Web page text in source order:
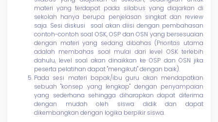
materi yang terdapat pada silabus yang diajarkan di
sekolah hanya berupa penjelasan singkat dan review
saja. Sesi diskusi soal akan diisi dengan pembahasan
contoh-contoh soal OSK, OSP dan OSN yang bersesuaian
dengan materi yang sedang dibahas (Prioritas utama
adalah membahas soal mulai dari level OSK terlebih
dahulu, level soal akan dinaikkan ke OSP dan OSN jika
peserta pelatihan dapat "mengikuti" dengan baik).
Pada sesi materi bapak/ibu guru akan mendapatkan
sebuah "konsep yang lengkap" dengan penyampaian
yang sederhana sehingga diharapkan dapat diterima
dengan mudah oleh siswa didik dan dapat
dikembangkan dengan logika berpikir siswa.